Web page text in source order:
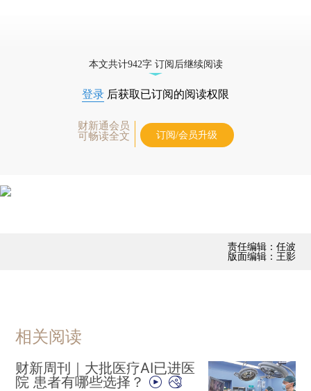
本文共计942字 订阅后继续阅读
登录 后获取已订阅的阅读权限
财新通会员
可畅读全文
订阅/会员升级
责任编辑：任波
版面编辑：王影
相关阅读
财新周刊｜大批医疗AI已进医
院 患者有哪些选择？